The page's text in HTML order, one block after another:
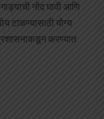
नोंद घावी आणि
टाळण्यासाठी योग्य
करण्यात